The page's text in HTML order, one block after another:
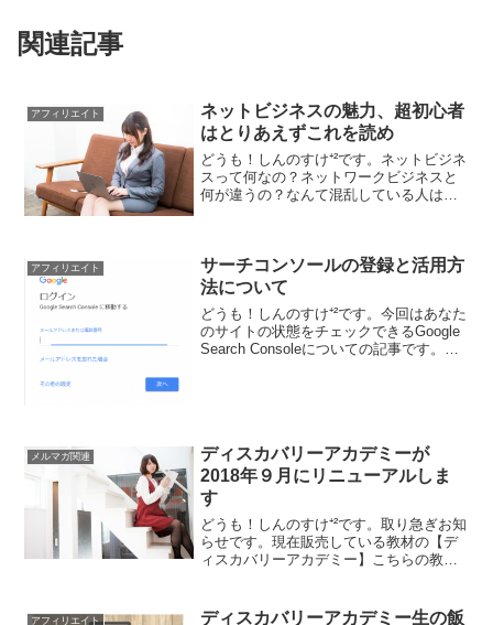
関連記事
アフィリエイト
ネットビジネスの魅力、超初心者
はとりあえずこれを読め
どうも！しんのすけ⁺²です。ネットビジネ
スって何なの？ネットワークビジネスと
何が違うの？なんて混乱している人はい
う扱うか、どちらの立...
アフィリエイト
サーチコンソールの登録と活用方
法について
どうも！しんのすけ⁺²です。今回はあなた
のサイトの状態をチェックできるGoogle
Search Consoleについての記事です。
メルマガ関連
ディスカバリーアカデミーが
2018年９月にリニューアルしま
す
どうも！しんのすけ⁺²です。取り急ぎお知
らせです。現在販売している教材の【デ
ィスカバリーアカデミー】こちらの教材
り、目玉となるのが講師直々の【添削】
アフィリエイト
ディスカバリーアカデミー生の飯